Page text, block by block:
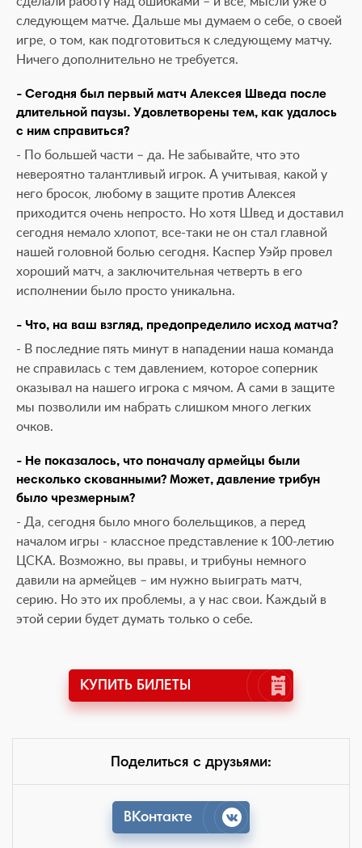
следующем матче. Дальше мы думаем о себе, о своей
игре, о том, как подготовиться к следующему матчу.
Ничего дополнительно не требуется.
- Сегодня был первый матч Алексея Шведа после
длительной паузы. Удовлетворены тем, как удалось
с ним справиться?
- По большей части – да. Не забывайте, что это
невероятно талантливый игрок. А учитывая, какой у
него бросок, любому в защите против Алексея
приходится очень непросто. Но хотя Швед и доставил
сегодня немало хлопот, все-таки не он стал главной
нашей головной болью сегодня. Каспер Уэйр провел
хороший матч, а заключительная четверть в его
исполнении было просто уникальна.
- Что, на ваш взгляд, предопределило исход матча?
- В последние пять минут в нападении наша команда
не справилась с тем давлением, которое соперник
оказывал на нашего игрока с мячом. А сами в защите
мы позволили им набрать слишком много легких
очков.
- Не показалось, что поначалу армейцы были
несколько скованными? Может, давление трибун
было чрезмерным?
- Да, сегодня было много болельщиков, а перед
началом игры - классное представление к 100-летию
ЦСКА. Возможно, вы правы, и трибуны немного
давили на армейцев – им нужно выиграть матч,
серию. Но это их проблемы, а у нас свои. Каждый в
этой серии будет думать только о себе.
КУПИТЬ БИЛЕТЫ
Поделиться с друзьями:
ВКонтакте